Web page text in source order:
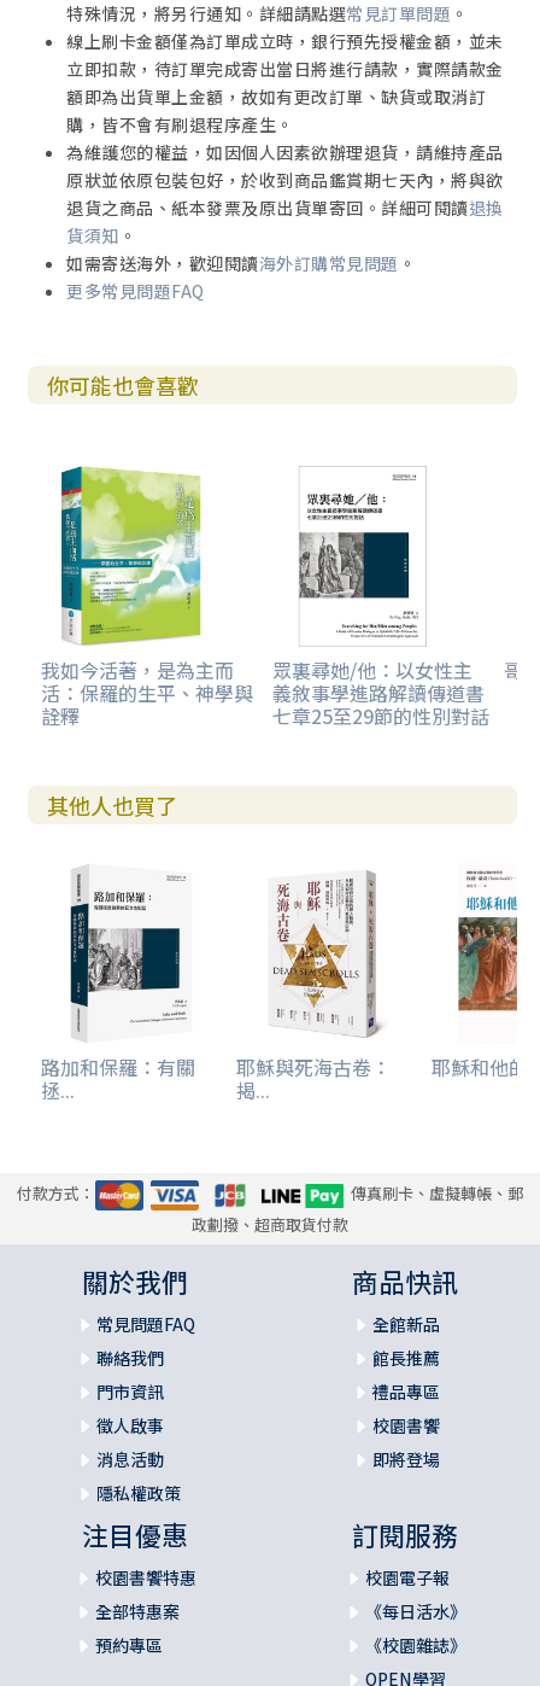
特殊情況，將另行通知。詳細請點選常見訂單問題 。
線上刷卡金額僅為訂單成立時，銀行預先授權金額，並未
立即扣款，待訂單完成寄出當日將進行請款，實際請款金
額即為出貨單上金額，故如有更改訂單、缺貨或取消訂
購，皆不會有刷退程序產生。
為維護您的權益，如因個人因素欲辦理退貨，請維持產品
原狀並依原包裝包好，於收到商品鑑賞期七天內，將與欲
退貨之商品、紙本發票及原出貨單寄回。詳細可閱讀退換
貨須知 。
如需寄送海外，歡迎閱讀海外訂購常見問題 。
更多常見問題FAQ
你可能也會喜歡
我如今活著，是為主而
活：保羅的生平、神學與
詮釋
眾裏尋她/他：以女性主
義敘事學進路解讀傳道書
七章25至29節的性別對話
哥
其他人也買了
路加和保羅：有關
拯...
耶穌與死海古卷：
揭...
耶穌和他的
付款方式：
傳真刷卡、虛擬轉帳、郵
政劃撥、超商取貨付款
關於我們
常見問題FAQ
聯絡我們
門市資訊
徵人啟事
消息活動
隱私權政策
商品快訊
全館新品
館長推薦
禮品專區
校園書饗
即將登場
注目優惠
校園書饗特惠
全部特惠案
預約專區
訂閱服務
校園電子報
《每日活水》
《校園雜誌》
OPEN學習